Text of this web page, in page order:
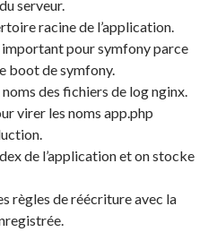
serveur.
racine de l’application.
pour symfony parce
boot de symfony.
des fichiers de log nginx.
virer les noms app.php
de l’application et on stocke
règles de réécriture avec la